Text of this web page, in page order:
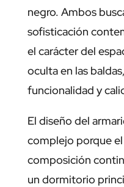
negro. Ambos
sofisticación
el carácter del
oculta en las
funcionalidad y
El diseño del
complejo porque
composición
un dormitorio